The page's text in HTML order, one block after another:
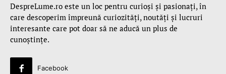
DespreLume.ro este un loc pentru curioşi şi pasionaţi, în
care descoperim împreună curiozităţi, noutăţi şi lucruri
interesante care pot doar să ne aducă un plus de
cunoştinţe.
Facebook